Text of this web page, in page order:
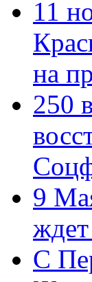
11
на
250
9
C